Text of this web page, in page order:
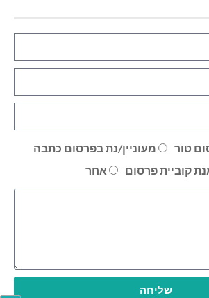
טור
מעוניין/נת בפרסום כתבה
קוביית פרסום
אחר
שליחה